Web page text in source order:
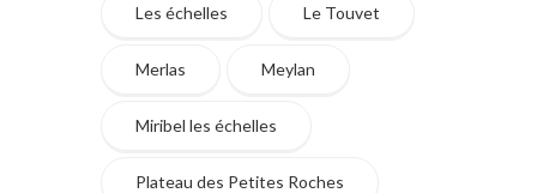
Les échelles Le Touvet
Merlas Meylan
Miribel les échelles
Plateau des Petites Roches